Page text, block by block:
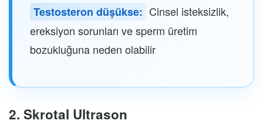
Testosteron düşükse: Cinsel isteksizlik,
ereksiyon sorunları ve sperm üretim
bozukluğuna neden olabilir
2. Skrotal Ultrason